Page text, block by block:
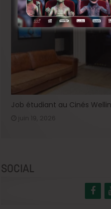
Job étudiant au Cinés
SOCIAL